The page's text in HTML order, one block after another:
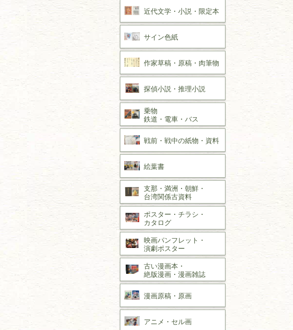
近代文学・ 小説・限定本
サイン色紙
作家草稿・原稿・ 肉筆物
探偵小説・ 推理小説
乗物
鉄道・ 電車・ バス
戦前・戦中の紙物・資料
絵葉書
支那・満洲・朝鮮・
台湾関係古資料
ポスター・チラシ・
カタログ
映画パンフレット・
演劇ポスター
古い漫画本・
絶版漫画・漫画雑誌
漫画原稿・ 原画
アニメ・ セル画